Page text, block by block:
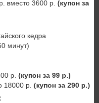
вместо 3600 р. (купон за
кедра
минут)
р. (купон за 99 р.)
18000 р. (купон за 290 р.)